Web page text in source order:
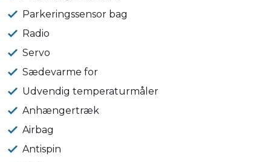
Parkeringssensor bag
Radio
Servo
Sædevarme for
Udvendig temperaturmåler
Anhængertræk
Airbag
Antispin